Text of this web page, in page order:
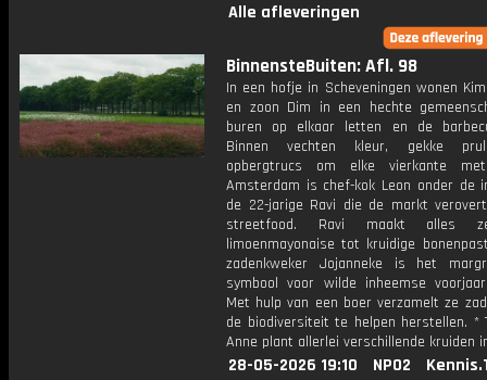
Alle afleveringen
BinnensteBuiten: Afl. 98
In een hofje in Scheveningen wonen
en zoon Dim in een hechte
buren op elkaar letten en de
Binnen vechten kleur, gekke
opbergtrucs om elke vierkante
Amsterdam is chef-kok Leon onder de
de 22-jarige Ravi die de markt
streetfood. Ravi maakt alles
limoenmayonaise tot kruidige
zadenkweker Jojanneke is het
symbool voor wilde inheemse
Met hulp van een boer verzamelt ze
de biodiversiteit te helpen herstellen. *
Anne plant allerlei verschillende kruiden
28-05-2026 19:10 NPO2